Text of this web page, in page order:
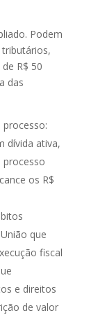
Podem
R$ 50
das
dívida ativa,
os R$
que
fiscal
e direitos
de valor